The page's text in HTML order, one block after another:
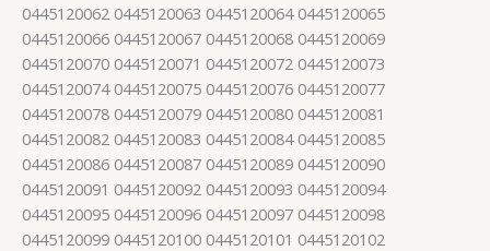
0445120062 0445120063 0445120064 0445120065
0445120066 0445120067 0445120068 0445120069
0445120070 0445120071 0445120072 0445120073
0445120074 0445120075 0445120076 0445120077
0445120078 0445120079 0445120080 0445120081
0445120082 0445120083 0445120084 0445120085
0445120086 0445120087 0445120089 0445120090
0445120091 0445120092 0445120093 0445120094
0445120095 0445120096 0445120097 0445120098
0445120099 0445120100 0445120101 0445120102